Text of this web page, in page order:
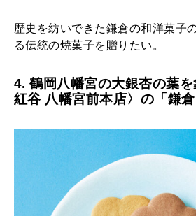
歴史を紡いできた鎌倉の和洋菓子
る伝統の焼菓子を贈りたい。
4. 鶴岡八幡宮の大銀杏の葉
紅谷 八幡宮前本店〉の「鎌倉